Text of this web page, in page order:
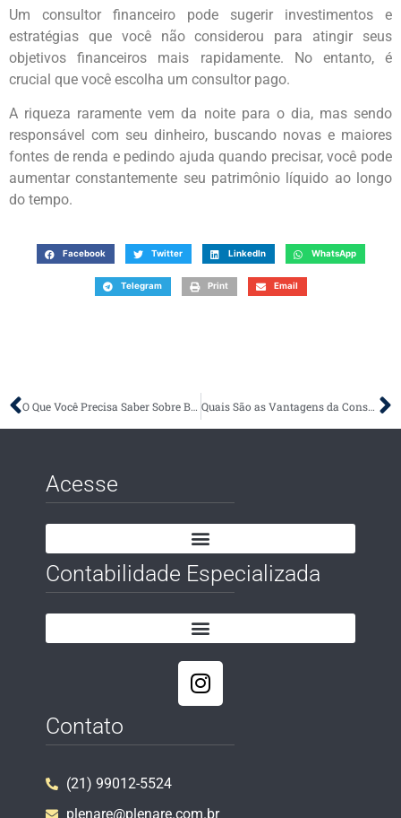
Um consultor financeiro pode sugerir investimentos e
estratégias que você não considerou para atingir seus
objetivos financeiros mais rapidamente. No entanto, é
crucial que você escolha um consultor pago.
A riqueza raramente vem da noite para o dia, mas sendo
responsável com seu dinheiro, buscando novas e maiores
fontes de renda e pedindo ajuda quando precisar, você pode
aumentar constantemente seu patrimônio líquido ao longo
do tempo.
Facebook Twitter LinkedIn WhatsApp
Telegram Print Email
O Que Você Precisa Saber Sobre BPO Financeiro? Quais São as Vantagens da Consultoria Contábil?
Acesse
Contabilidade Especializada
Contato
(21) 99012-5524
plenare@plenare.com.br